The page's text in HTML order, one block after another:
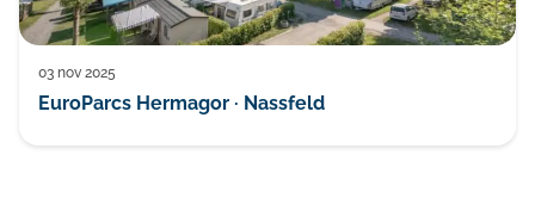
03 nov 2025
EuroParcs Hermagor · Nassfeld